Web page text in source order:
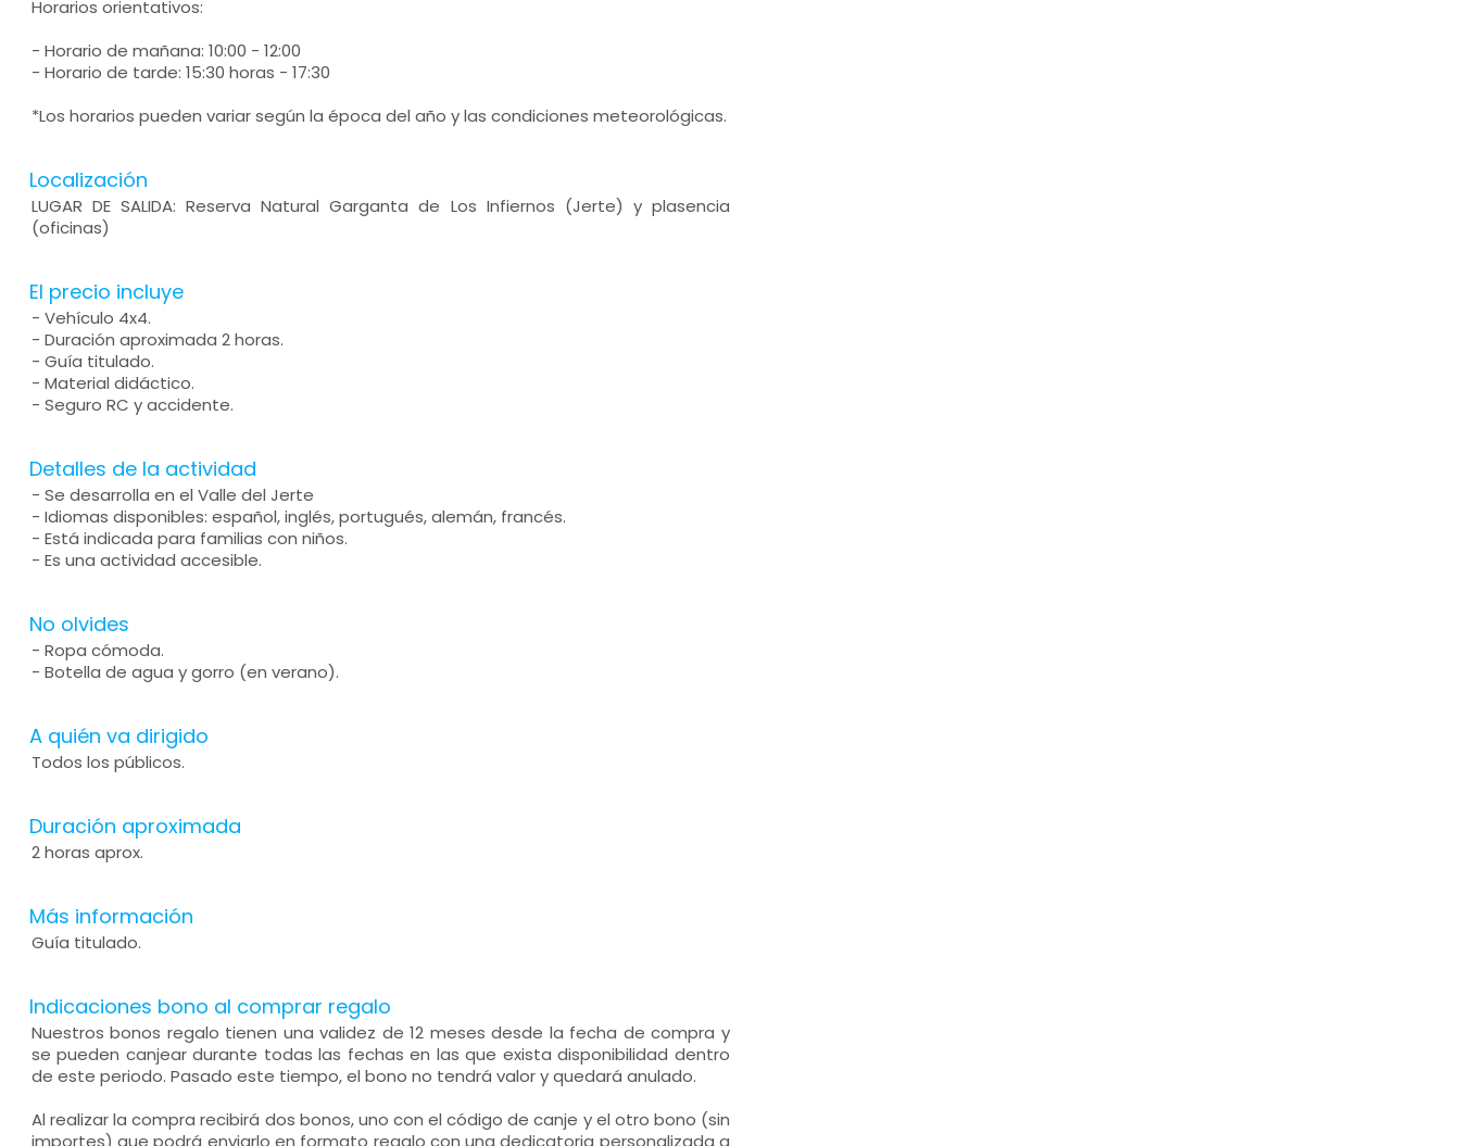
Horarios orientativos:
- Horario de mañana: 10:00 - 12:00
- Horario de tarde: 15:30 horas - 17:30
*Los horarios pueden variar según la época del año y las condiciones meteorológicas.
Localización
LUGAR DE SALIDA: Reserva Natural Garganta de Los Infiernos (Jerte) y plasencia
(oficinas)
El precio incluye
- Vehículo 4x4.
- Duración aproximada 2 horas.
- Guía titulado.
- Material didáctico.
- Seguro RC y accidente.
Detalles de la actividad
- Se desarrolla en el Valle del Jerte
- Idiomas disponibles: español, inglés, portugués, alemán, francés.
- Está indicada para familias con niños.
- Es una actividad accesible.
No olvides
- Ropa cómoda.
- Botella de agua y gorro (en verano).
A quién va dirigido
Todos los públicos.
Duración aproximada
2 horas aprox.
Más información
Guía titulado.
Indicaciones bono al comprar regalo
Nuestros bonos regalo tienen una validez de 12 meses desde la fecha de compra y
se pueden canjear durante todas las fechas en las que exista disponibilidad dentro
de este periodo. Pasado este tiempo, el bono no tendrá valor y quedará anulado.
Al realizar la compra recibirá dos bonos, uno con el código de canje y el otro bono (sin
importes) que podrá enviarlo en formato regalo con una dedicatoria personalizada a